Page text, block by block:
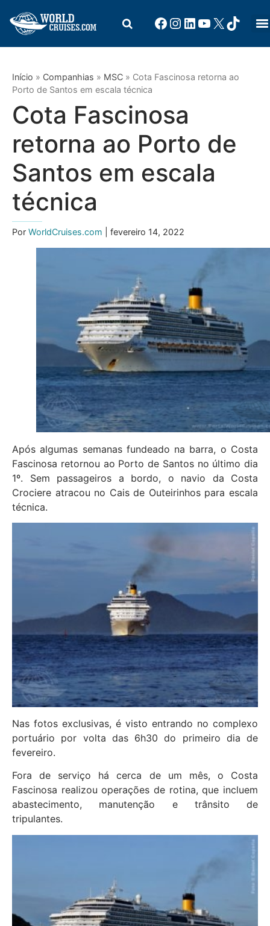
Início » Companhias » MSC » Cota Fascinosa retorna ao
Porto de Santos em escala técnica
Cota Fascinosa
retorna ao Porto de
Santos em escala
técnica
Por WorldCruises.com | fevereiro 14, 2022
Após algumas semanas fundeado na barra, o Costa
Fascinosa retornou ao Porto de Santos no último dia
1º. Sem passageiros a bordo, o navio da Costa
Crociere atracou no Cais de Outeirinhos para escala
técnica.
Nas fotos exclusivas, é visto entrando no complexo
portuário por volta das 6h30 do primeiro dia de
fevereiro.
Fora de serviço há cerca de um mês, o Costa
Fascinosa realizou operações de rotina, que incluem
abastecimento, manutenção e trânsito de
tripulantes.